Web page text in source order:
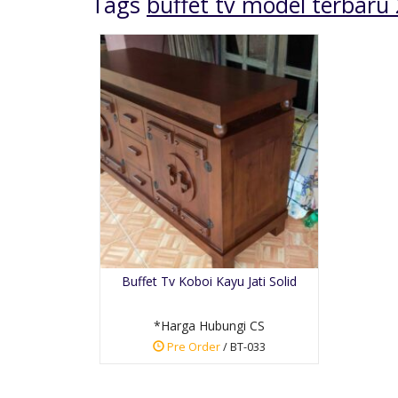
Buffet Tv Koboi Kayu Jati Solid
*Harga Hubungi CS
Pre Order/ BT-033
Meja Makan Minimalis
Kursi Bus....
*Harga Hubungi CS
Pre Order